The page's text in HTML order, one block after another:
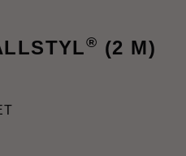
® (2 M)